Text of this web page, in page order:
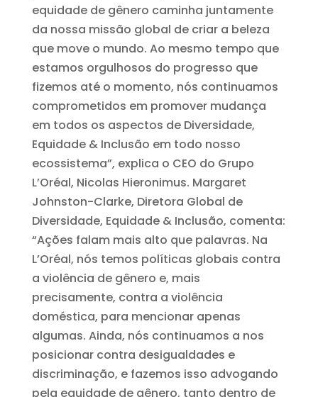
equidade de gênero caminha juntamente
da nossa missão global de criar a beleza
que move o mundo. Ao mesmo tempo que
estamos orgulhosos do progresso que
fizemos até o momento, nós continuamos
comprometidos em promover mudança
em todos os aspectos de Diversidade,
Equidade & Inclusão em todo nosso
ecossistema”, explica o CEO do Grupo
L’Oréal, Nicolas Hieronimus. Margaret
Johnston-Clarke, Diretora Global de
Diversidade, Equidade & Inclusão, comenta:
“Ações falam mais alto que palavras. Na
L’Oréal, nós temos políticas globais contra
a violência de gênero e, mais
precisamente, contra a violência
doméstica, para mencionar apenas
algumas. Ainda, nós continuamos a nos
posicionar contra desigualdades e
discriminação, e fazemos isso advogando
pela equidade de gênero, tanto dentro de